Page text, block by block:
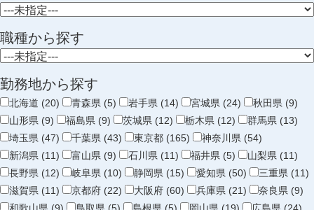
職種から探す
勤務地から探す
北海道 (20) 青森県 (5) 岩手県 (14) 宮城県 (24)
秋田県 (9)
山形県 (9)
福島県 (9) 茨城県 (12) 栃木県 (12)
群馬県 (13)
埼玉県 (47)
千葉県 (43) 東京都 (165)
神奈川県 (54)
新潟県 (11)
富山県 (9) 石川県 (11) 福井県 (5)
山梨県 (11)
長野県 (12)
岐阜県 (10) 静岡県 (15) 愛知県 (50)
三重県 (11)
滋賀県 (11)
京都府 (22) 大阪府 (60) 兵庫県 (21)
奈良県 (9)